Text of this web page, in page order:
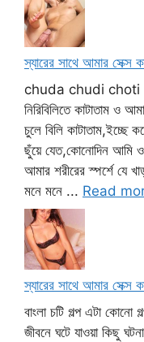
স্যারের সাথে আমার সেক্স
chuda chudi choti xxx
নিরিবিলিতে কাটাতাম ও
চুলে বিলি
ছুঁয়ে যেত,কোনোদিন আমি
আমার শরীরের স্পর্শে যে
মনে মনে ... Read
স্যারের সাথে আমার সেক্স
বাংলা চটি গল্প এটা
জীবনে ঘটে যাওয়া কিছু